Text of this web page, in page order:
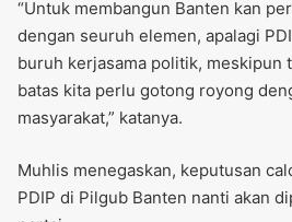
“Untuk membangun Banten kan
dengan seuruh elemen, apalagi
buruh kerjasama politik, meskipun
batas kita perlu gotong royong
masyarakat,” katanya.
Muhlis menegaskan, keputusan
PDIP di Pilgub Banten nanti akan